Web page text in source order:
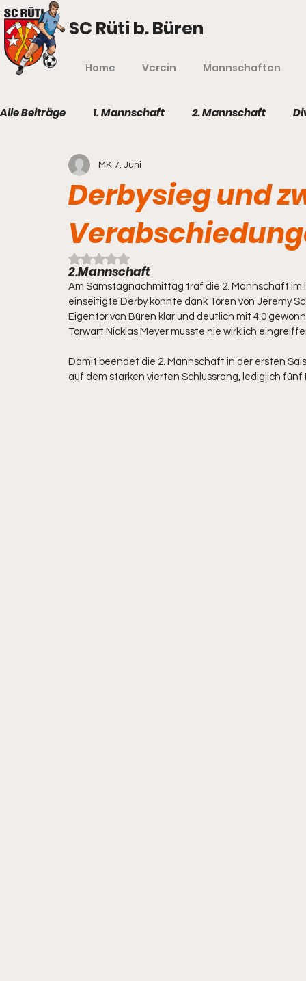
SC Rüti b. Büren
Home Verein Mannschaften
Alle Beiträge 1. Mannschaft 2. Mannschaft
Derbysieg und
MK 7. Juni
Mit NaN von 5 Sternen bewertet.
2.Mannschaft
Am Samstagnachmittag traf die 2. Mannschaft im
einseitigte Derby konnte dank Toren von Jeremy
Eigentor von Büren klar und deutlich mit 4:0
Torwart Nicklas Meyer musste nie wirklich
Damit beendet die 2. Mannschaft in der ersten
auf dem starken vierten Schlussrang, lediglich